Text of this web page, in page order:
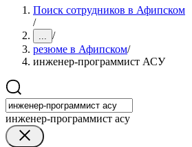
Поиск сотрудников в Афипском
/
... /
резюме в Афипском/
инженер-программист АСУ
инженер-программист асу